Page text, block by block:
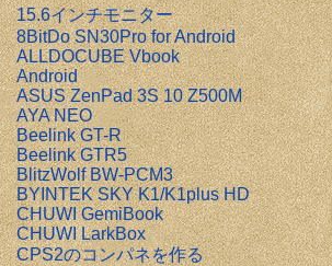
15.6インチモニター
8BitDo SN30Pro for Android
ALLDOCUBE Vbook
Android
ASUS ZenPad 3S 10 Z500M
AYA NEO
Beelink GT-R
Beelink GTR5
BlitzWolf BW-PCM3
BYINTEK SKY K1/K1plus HD
CHUWI GemiBook
CHUWI LarkBox
CPS2のコンパネを作る